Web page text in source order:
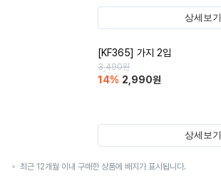
상세보기
[KF365] 가지 2입
3,490원
14% 2,990원
상세보기
최근 12개월 이내 구매한 상품에 배지가 표시됩니다.